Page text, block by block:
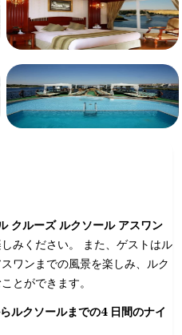
クルーズ ルクソール アスワン
みください。 また、ゲストはル
ワンまでの風景を楽しみ、ルク
とができます。
ルクソールまでの4 日間のナイ